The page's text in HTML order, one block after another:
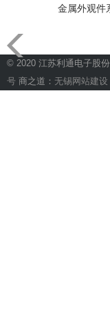
金属外观件
© 2020 江苏利通电子股
号 商之道： 无锡网站建设